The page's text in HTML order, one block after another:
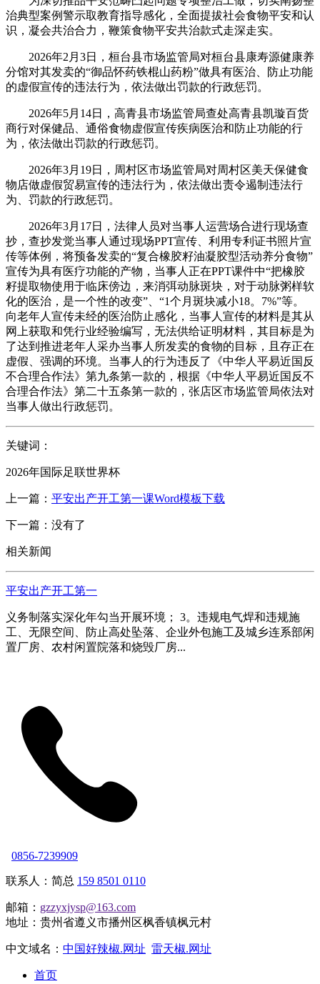
治典型案例警示取教育指导感化，全面提拔社会食物平安和认
识，凝会共治合力，鞭策食物平安共治款式走深走实。
2026年2月3日，桓台县市场监管局对桓台县康寿源健康养
分馆对其发卖的“御品怀药铁棍山药粉”做具有医治、防止功能
的虚假宣传的违法行为，依法做出罚款的行政惩罚。
2026年5月14日，高青县市场监管局查处高青县凯璇百货
商行对保健品、通俗食物虚假宣传疾病医治和防止功能的行
为，依法做出罚款的行政惩罚。
2026年3月19日，周村区市场监管局对周村区美天保健食
物店做虚假贸易宣传的违法行为，依法做出责令遏制违法行
为、罚款的行政惩罚。
2026年3月17日，法律人员对当事人运营场合进行现场查
抄，查抄发觉当事人通过现场PPT宣传、利用专利证书照片宣
传等体例，将预备发卖的“复合橡胶籽油凝胶型活动养分食物”
宣传为具有医疗功能的产物，当事人正在PPT课件中“把橡胶
籽提取物使用于临床傍边，来消弭动脉斑块，对于动脉粥样软
化的医治，是一个性的改变”、“1个月斑块减小18。7%”等。
向老年人宣传未经的医治防止感化，当事人宣传的材料是其从
网上获取和凭行业经验编写，无法供给证明材料，其目标是为
了达到推进老年人采办当事人所发卖的食物的目标，且存正在
虚假、强调的环境。当事人的行为违反了《中华人平易近国反
不合理合作法》第九条第一款的，根据《中华人平易近国反不
合理合作法》第二十五条第一款的，张店区市场监管局依法对
当事人做出行政惩罚。
关键词：
2026年国际足联世界杯
上一篇： 平安出产开工第一课Word模板下载
下一篇：没有了
相关新闻
平安出产开工第一
义务制落实深化年勾当开展环境； 3。违规电气焊和违规施
工、无限空间、防止高处坠落、企业外包施工及城乡连系部闲
置厂房、农村闲置院落和烧毁厂房...
0856-7239909
联系人：简总 159 8501 0110
邮箱： gzzyxjysp@163.com
地址：贵州省遵义市播州区枫香镇枫元村
中文域名： 中国好辣椒.网址 雷天椒.网址
首页